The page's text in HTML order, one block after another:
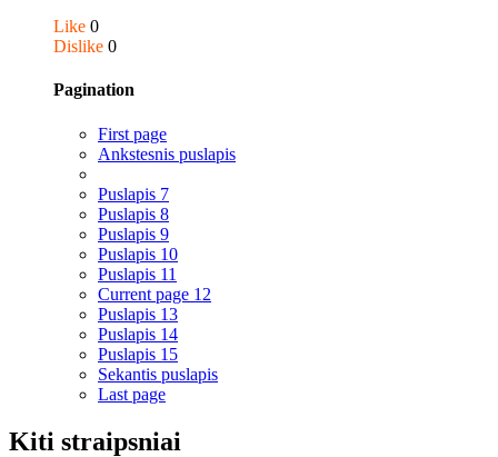
Like 0
Dislike 0
Pagination
First page
Ankstesnis puslapis
Puslapis 7
Puslapis 8
Puslapis 9
Puslapis 10
Puslapis 11
Current page 12
Puslapis 13
Puslapis 14
Puslapis 15
Sekantis puslapis
Last page
Kiti straipsniai